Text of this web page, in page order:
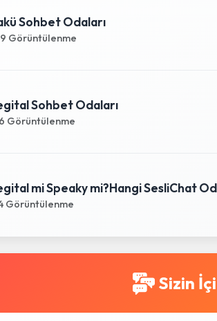
Sohbet Odaları
Görüntülenme
Sohbet Odaları
Görüntülenme
mi Speaky mi?Hangi SesliChat
Görüntülenme
Sizin